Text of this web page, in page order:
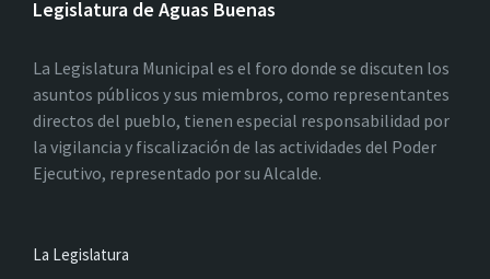
Legislatura de Aguas Buenas
La Legislatura Municipal es el foro donde se discuten los
asuntos públicos y sus miembros, como representantes
directos del pueblo, tienen especial responsabilidad por
la vigilancia y fiscalización de las actividades del Poder
Ejecutivo, representado por su Alcalde.
La Legislatura